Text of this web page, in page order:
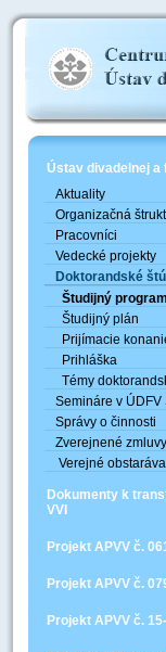
Ústav divadelnej a
Aktuality
Organizačná
Pracovníci
Vedecké projekty
Doktorandské
Študijný program
Študijný plán
Prijímacie
Prihláška
Témy
Semináre v ÚDFV
Správy o činnosti
Zverejnené
Verejné
Dokumenty k
VVI
Projekt APVV č.
Projekt APVV č.
Projekt APVV č.